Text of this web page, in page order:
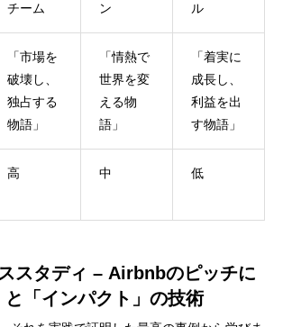
チーム
ン
ル
「市場を
破壊し、
独占する
物語」
「情熱で
世界を変
える物
語」
「着実に
成長し、
利益を出
す物語」
高 中 低
スタディ – Airbnbのピッチに
「インパクト」の技術